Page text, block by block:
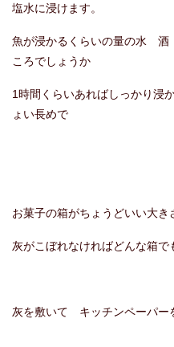
塩水に浸けます。
魚が浸かるくらいの量の水
ころでしょうか
1時間くらいあればしっかり浸
ょい長めで
お菓子の箱がちょうどいい大き
灰がこぼれなければどんな箱で
灰を敷いて キッチンペーパー